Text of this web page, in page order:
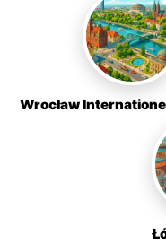
Wrocław